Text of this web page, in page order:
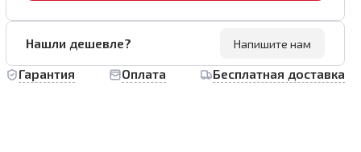
Нашли дешевле? Напишите нам
Гарантия Оплата Бесплатная доставка